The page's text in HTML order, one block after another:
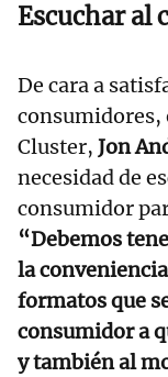
Escuchar al
De cara a
consumidores,
Cluster, Jon
necesidad de
consumidor
“Debemos
la
formatos que
consumidor a
y también al